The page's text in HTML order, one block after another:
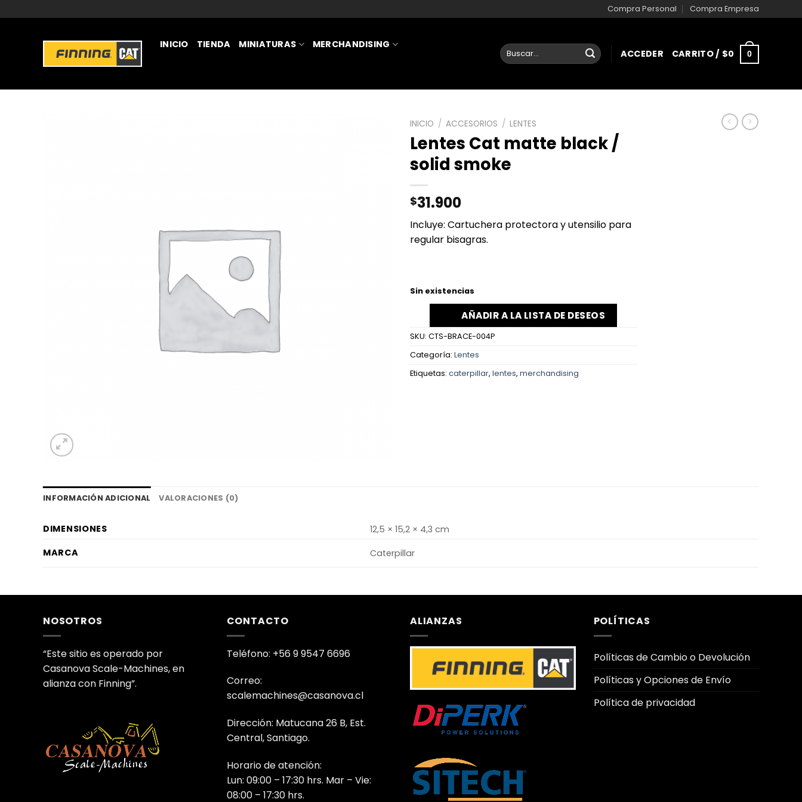
Compra Personal Compra Empresa
INICIO TIENDA MINIATURAS MERCHANDISING
ACCEDER CARRITO / $0 0
INICIO / ACCESORIOS / LENTES
Lentes Cat matte black /
solid smoke
$31.900
Incluye: Cartuchera protectora y utensilio para
regular bisagras.
Sin existencias
AÑADIR A LA LISTA DE DESEOS
SKU: CTS-BRACE-004P
Categoría: Lentes
Etiquetas: caterpillar, lentes, merchandising
INFORMACIÓN ADICIONAL VALORACIONES (0)
DIMENSIONES
12,5 × 15,2 × 4,3 cm
MARCA
Caterpillar
NOSOTROS
“Este sitio es operado por
Casanova Scale-Machines, en
alianza con Finning”.
CONTACTO
Teléfono: +56 9 9547 6696
Correo:
scalemachines@casanova.cl
Dirección: Matucana 26 B, Est.
Central, Santiago.
Horario de atención:
Lun: 09:00 – 17:30 hrs. Mar – Vie:
08:00 – 17:30 hrs.
ALIANZAS POLÍTICAS
Políticas de Cambio o Devolución
Políticas y Opciones de Envío
Política de privacidad